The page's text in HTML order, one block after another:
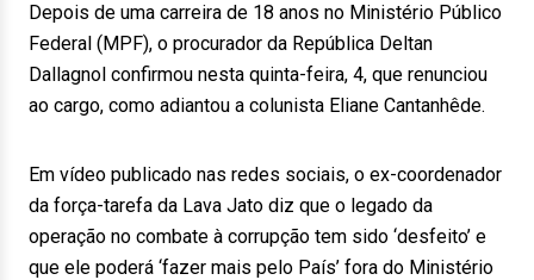
Depois de uma carreira de 18 anos no Ministério Público
Federal (MPF), o procurador da República Deltan
Dallagnol confirmou nesta quinta-feira, 4, que renunciou
ao cargo, como adiantou a colunista Eliane Cantanhêde.
Em vídeo publicado nas redes sociais, o ex-coordenador
da força-tarefa da Lava Jato diz que o legado da
operação no combate à corrupção tem sido ‘desfeito’ e
que ele poderá ‘fazer mais pelo País’ fora do Ministério